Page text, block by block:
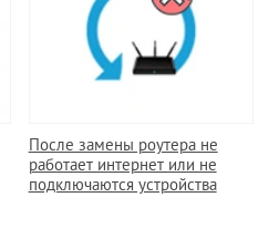
После замены роутера не
работает интернет или не
подключаются устройства